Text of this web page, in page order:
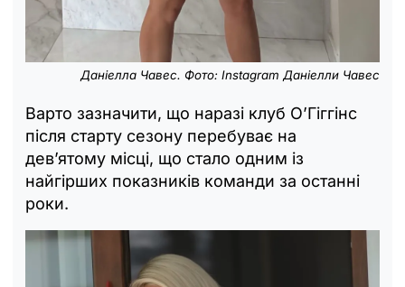
Даніелла Чавес. Фото: Instagram Даніелли Чавес
Варто зазначити, що наразі клуб О’Гіггінс
після старту сезону перебуває на
дев’ятому місці, що стало одним із
найгірших показників команди за останні
роки.